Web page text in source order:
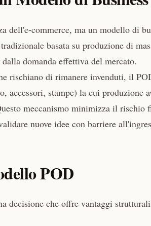
dell'e-commerce, ma un modello di
basata su produzione di
domanda effettiva del mercato.
rischiano di rimanere invenduti, il
accessori, stampe) la cui produzione
meccanismo minimizza il rischio
nuove idee con barriere
POD
decisione che offre vantaggi